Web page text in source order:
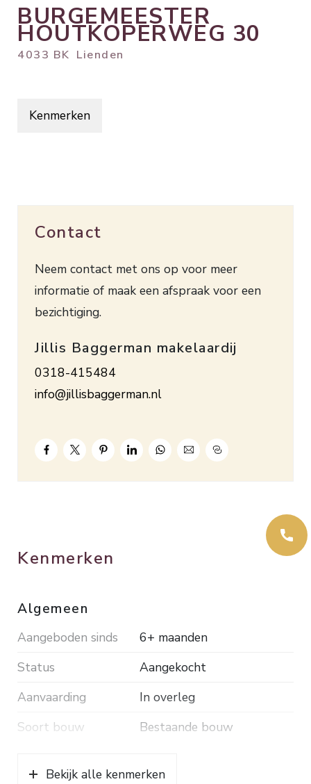
BURGEMEESTER
HOUTKOPERWEG 30
4033 BK Lienden
Kenmerken
Contact
Neem contact met ons op voor meer
informatie of maak een afspraak voor een
bezichtiging.
Jillis Baggerman makelaardij
0318-415484
info@jillisbaggerman.nl
Kenmerken
Algemeen
Aangeboden sinds
6+ maanden
Status
Aangekocht
Aanvaarding
In overleg
Soort bouw
Bestaande bouw
Bekijk alle kenmerken